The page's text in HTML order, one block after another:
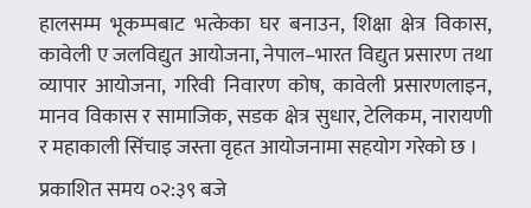
हालसम्म भूकम्पबाट भत्केका घर बनाउन, शिक्षा क्षेत्र विकास,
कावेली ए जलविद्युत आयोजना, नेपाल–भारत विद्युत प्रसारण तथा
व्यापार आयोजना, गरिवी निवारण कोष, कावेली प्रसारणलाइन,
मानव विकास र सामाजिक, सडक क्षेत्र सुधार, टेलिकम, नारायणी
र महाकाली सिंचाइ जस्ता वृहत आयोजनामा सहयोग गरेको छ ।
प्रकाशित समय ०२:३९ बजे